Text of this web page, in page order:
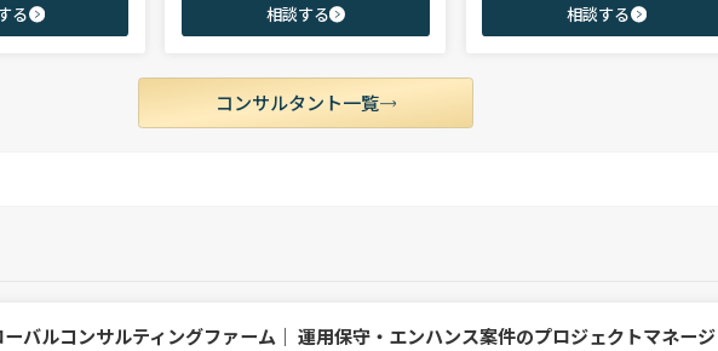
業会社を始めとする
グゼクティブまでご
る
ご志向と市場動向を踏まえ最適なキャリアを
ご提案させていただきます。
相談する
領域を中心に担当。未経験・ポテンシャル層
からミドル・ハイクラス層まで、年代・職
相談する
コンサルタント一覧
バルコンサルティングファーム｜ 運用保守・エンハンス案件のプロジェクトマネージ